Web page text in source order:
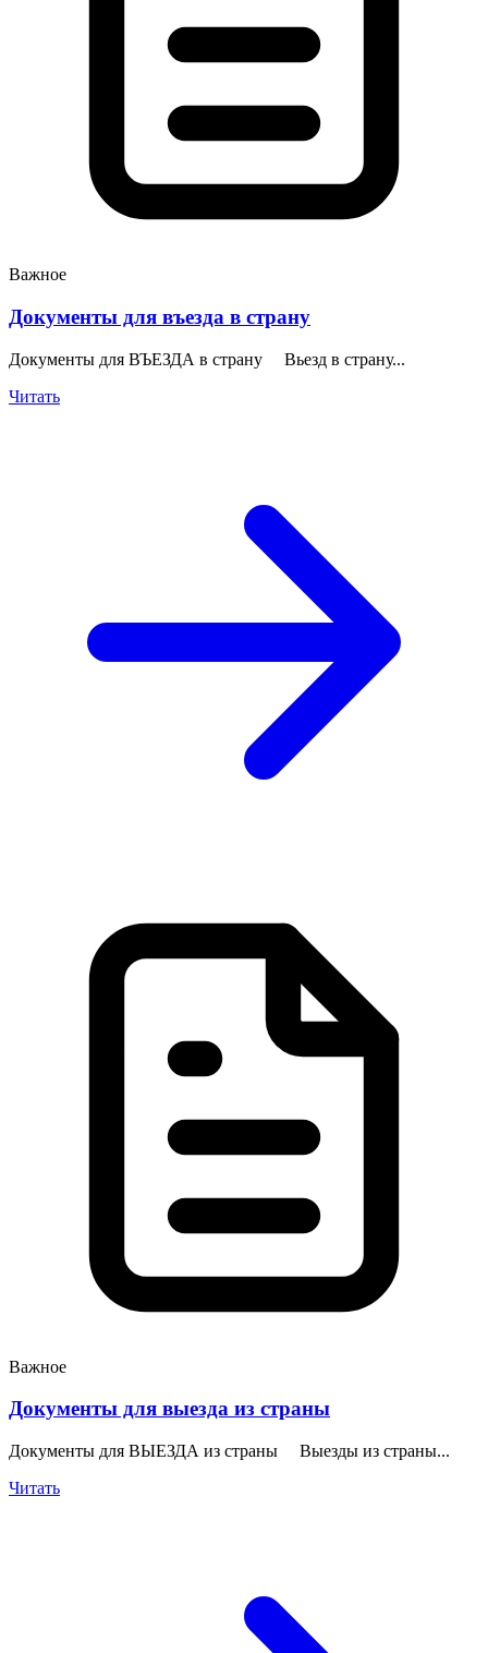
Важное
Документы для въезда в страну
Документы для ВЪЕЗДА в страну Вьезд в страну...
Читать
Важное
Документы для выезда из страны
Документы для ВЫЕЗДА из страны Выезды из страны...
Читать